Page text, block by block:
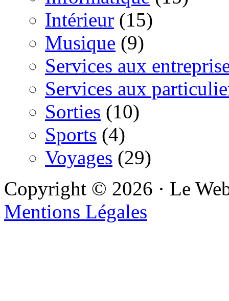
Intérieur (15)
Musique (9)
Services aux
Services aux
Sorties (10)
Sports (4)
Voyages (29)
Copyright © 2026 · Le
Mentions Légales